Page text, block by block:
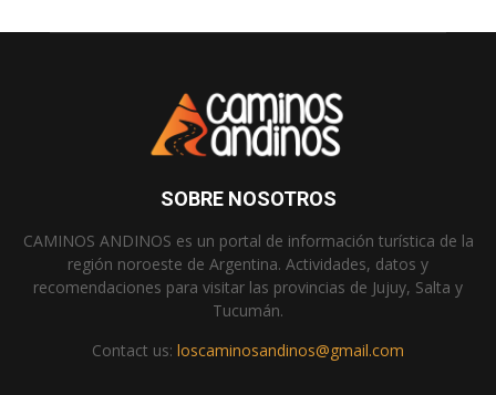
SOBRE NOSOTROS
CAMINOS ANDINOS es un portal de información turística de la
región noroeste de Argentina. Actividades, datos y
recomendaciones para visitar las provincias de Jujuy, Salta y
Tucumán.
Contact us: loscaminosandinos@gmail.com